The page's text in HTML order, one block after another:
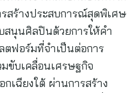
สร้างประสบการณ์สุดพิเศษ
สนุนศิลปินด้วยการให้คำ
ตฟอร์มที่จำเป็นต่อการ
ขับเคลื่อนเศรษฐกิจ
กเฉียงใต้ ผ่านการสร้าง